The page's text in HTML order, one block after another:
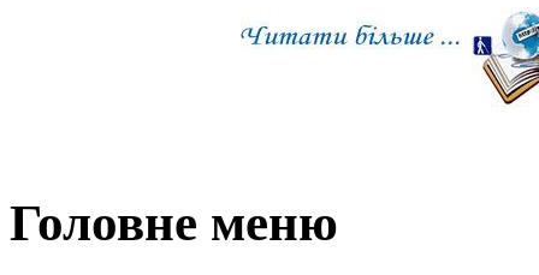
Головне меню